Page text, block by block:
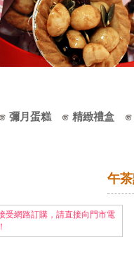
彌月蛋糕 精緻禮盒
午
受網路訂購，請直接向門市電